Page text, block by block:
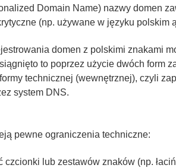
Domain Name) nazwy domen
(np. używane w języku polskim
domen z polskimi znakami
to poprzez użycie dwóch form
technicznej (wewnętrznej), czyli
system DNS.
pewne ograniczenia techniczne:
czcionki lub zestawów znaków (np.